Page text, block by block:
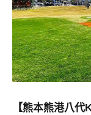
【熊本熊港八